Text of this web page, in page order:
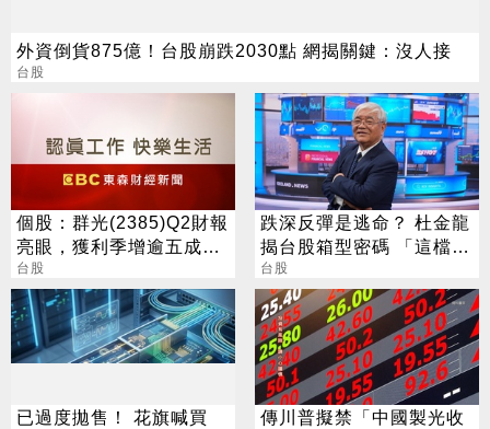
外資倒貨875億！台股崩跌2030點 網揭關鍵：沒人接
台股
個股：群光(2385)Q2財報
亮眼，獲利季增逾五成，
H1賺逾半股本
台股
跌深反彈是逃命？ 杜金龍
揭台股箱型密碼 「這檔」
手腳要快
台股
已過度拋售！ 花旗喊買
傳川普擬禁「中國製光收